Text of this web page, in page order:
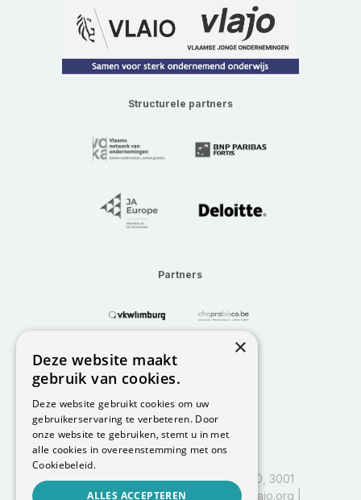
Structurele partners
Partners
I&I Leuven, Vlajo vzw, Kapeldreef 60, 3001
Heverlee | BE0458.597.885 |
info@vlajo.org
×
Deze website maakt
gebruik van cookies.
Deze website gebruikt cookies om uw
gebruikerservaring te verbeteren. Door
onze website te gebruiken, stemt u in met
alle cookies in overeenstemming met ons
Cookiebeleid.
ALLES ACCEPTEREN